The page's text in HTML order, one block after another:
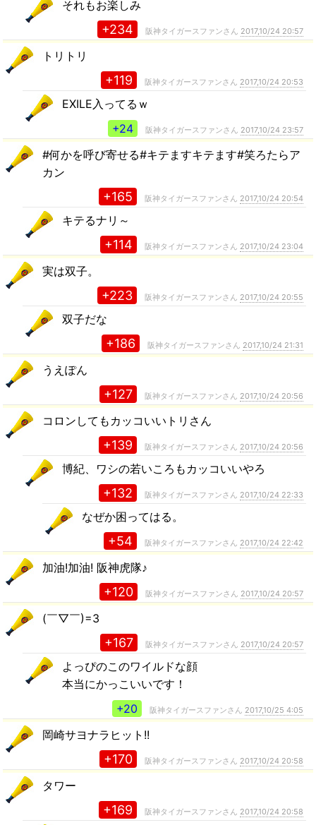
それもお楽しみ
+234 阪神タイガースファンさん 2017,10/24 20:57
トリトリ
+119 阪神タイガースファンさん 2017,10/24 20:53
EXILE入ってるｗ
+24
阪神タイガースファンさん 2017,10/24 23:57
#何かを呼び寄せる#キテますキテます#笑ろたらア
カン
+165 阪神タイガースファンさん 2017,10/24 20:54
キテるナリ～
+114 阪神タイガースファンさん 2017,10/24 23:04
実は双子。
+223 阪神タイガースファンさん 2017,10/24 20:55
双子だな
+186 阪神タイガースファンさん 2017,10/24 21:31
うえぽん
+127 阪神タイガースファンさん 2017,10/24 20:56
コロンしてもカッコいいトリさん
+139 阪神タイガースファンさん 2017,10/24 20:56
博紀、ワシの若いころもカッコいいやろ
+132 阪神タイガースファンさん 2017,10/24 22:33
なぜか困ってはる。
+54 阪神タイガースファンさん 2017,10/24 22:42
加油!加油! 阪神虎隊♪
+120 阪神タイガースファンさん 2017,10/24 20:57
(￣▽￣)=3
+167 阪神タイガースファンさん 2017,10/24 20:57
よっぴのこのワイルドな顔
本当にかっこいいです！
+20
阪神タイガースファンさん 2017,10/25 4:05
岡崎サヨナラヒット!!
+170 阪神タイガースファンさん 2017,10/24 20:58
タワー
+169 阪神タイガースファンさん 2017,10/24 20:58